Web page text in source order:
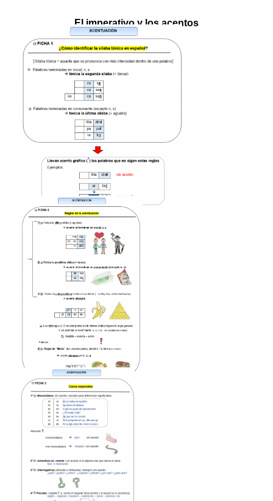
El imperativo y los acentos